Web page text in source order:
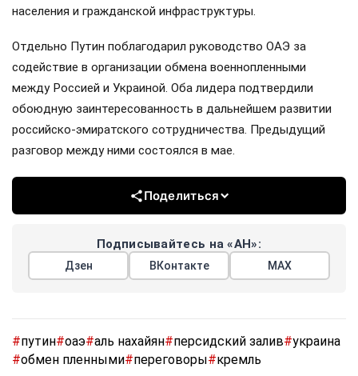
населения и гражданской инфраструктуры.
Отдельно Путин поблагодарил руководство ОАЭ за
содействие в организации обмена военнопленными
между Россией и Украиной. Оба лидера подтвердили
обоюдную заинтересованность в дальнейшем развитии
российско-эмиратского сотрудничества. Предыдущий
разговор между ними состоялся в мае.
Поделиться
Подписывайтесь на «АН»:
Дзен ВКонтакте МАХ
#путин#оаэ#аль нахайян#персидский залив#украина
#обмен пленными#переговоры#кремль